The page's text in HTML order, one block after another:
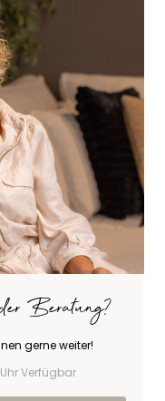
Beratung?
gerne weiter!
Verfügbar